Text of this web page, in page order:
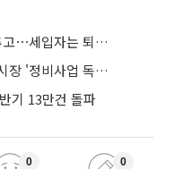
집주인 초고가 주택 수억 호가 낮추고⋯세입자는 퇴거 위기
"완성된 인프라에 몰린다"⋯청약 시장 '정비사업 독주' 42배 격차
기 13만건 돌파
0 0